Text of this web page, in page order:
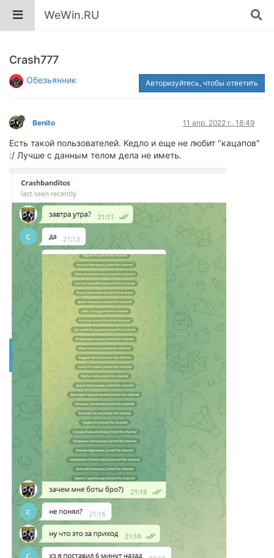
WeWin.RU
Crash777
Обезьянник Авторизуйтесь, чтобы ответить
Benito 11 апр. 2022 г., 18:49
Есть такой пользователей. Кедло и еще не любит "кацапов"
:/ Лучше с данным телом дела не иметь.